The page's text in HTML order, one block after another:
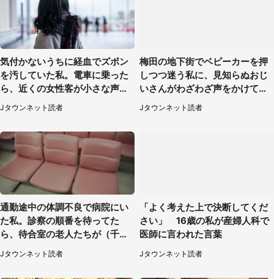
気付かないうちに経血でズボン
を汚していた私。電車に乗った
ら、近くの女性客が小さな声で
（千葉県・10代女性）
Jタウンネット読者
梅田の地下街でベビーカーを押
しつつ迷う私に、見知らぬおじ
いさんがわざわざ声をかけてき
て（兵庫県・30代女性）
Jタウンネット読者
通勤途中の体調不良で病院にい
た私。診察の順番を待ってた
ら、待合室の老人たちが（千葉
県・50代男性）
Jタウンネット読者
「よく考えた上で決断してくだ
さい」 16歳の私が産婦人科で
医師に言われた言葉
Jタウンネット読者